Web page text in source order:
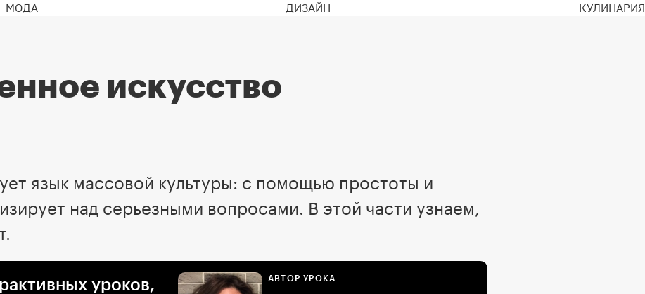
МОДА ДИЗАЙН КУЛИНАРИЯ
искусство
язык массовой культуры: с помощью простоты и
над серьезными вопросами. В этой части узнаем,
уроков,
АВТОР УРОКА